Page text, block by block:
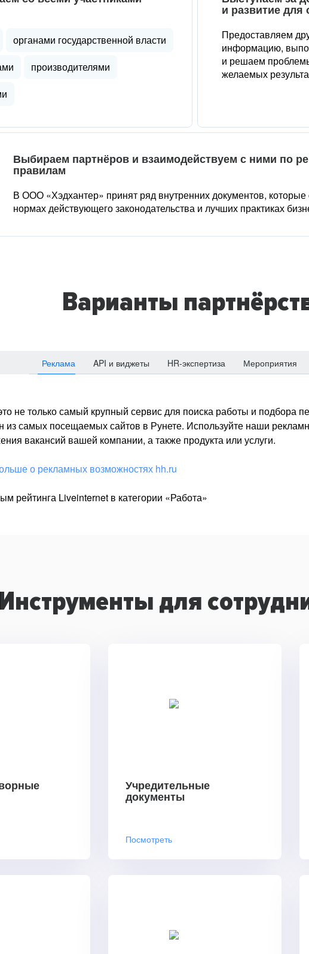
органами государственной власти
производителями
и развитие для
Предоставляем
информацию,
и решаем
желаемых
Выбираем партнёров и взаимодействуем с ними по
правилам
В ООО «Хэдхантер» принят ряд внутренних документов,
нормах действующего законодательства и лучших практиках
Варианты
Реклама API и виджеты HR-экспертиза Мероприятия
не только самый крупный сервис для поиска работы и подбора
из самых посещаемых сайтов в Рунете. Используйте наши
вакансий вашей компании, а также продукта или услуги.
о рекламных возможностях hh.ru
рейтинга Liveinternet в категории «Работа»
Инструменты для
Учредительные
документы
Посмотреть